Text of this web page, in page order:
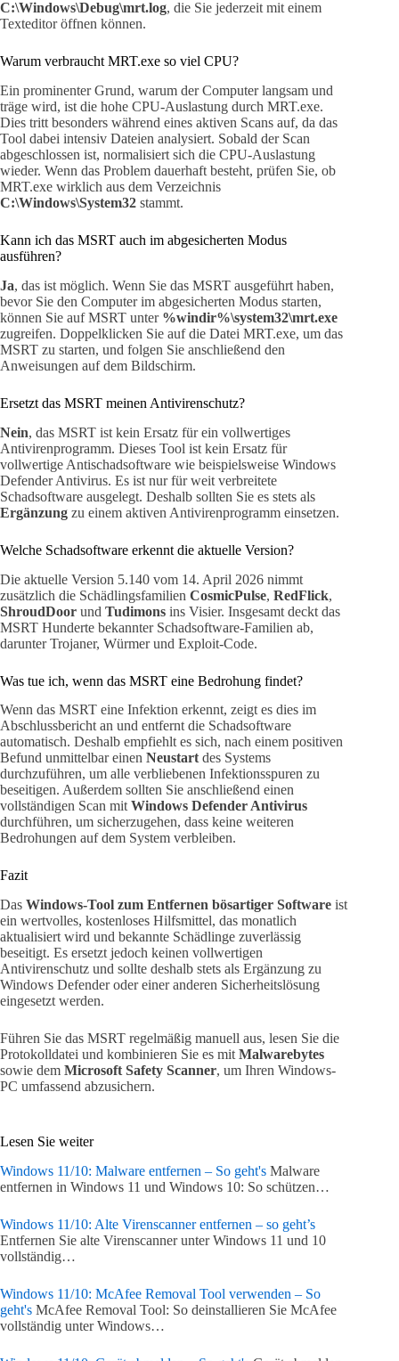
C:\Windows\Debug\mrt.log, die Sie jederzeit mit einem
Texteditor öffnen können.
Warum verbraucht MRT.exe so viel CPU?
Ein prominenter Grund, warum der Computer langsam und
träge wird, ist die hohe CPU-Auslastung durch MRT.exe.
Dies tritt besonders während eines aktiven Scans auf, da das
Tool dabei intensiv Dateien analysiert. Sobald der Scan
abgeschlossen ist, normalisiert sich die CPU-Auslastung
wieder. Wenn das Problem dauerhaft besteht, prüfen Sie, ob
MRT.exe wirklich aus dem Verzeichnis
C:\Windows\System32 stammt.
Kann ich das MSRT auch im abgesicherten Modus
ausführen?
Ja, das ist möglich. Wenn Sie das MSRT ausgeführt haben,
bevor Sie den Computer im abgesicherten Modus starten,
können Sie auf MSRT unter %windir%\system32\mrt.exe
zugreifen. Doppelklicken Sie auf die Datei MRT.exe, um das
MSRT zu starten, und folgen Sie anschließend den
Anweisungen auf dem Bildschirm.
Ersetzt das MSRT meinen Antivirenschutz?
Nein, das MSRT ist kein Ersatz für ein vollwertiges
Antivirenprogramm. Dieses Tool ist kein Ersatz für
vollwertige Antischadsoftware wie beispielsweise Windows
Defender Antivirus. Es ist nur für weit verbreitete
Schadsoftware ausgelegt. Deshalb sollten Sie es stets als
Ergänzung zu einem aktiven Antivirenprogramm einsetzen.
Welche Schadsoftware erkennt die aktuelle Version?
Die aktuelle Version 5.140 vom 14. April 2026 nimmt
zusätzlich die Schädlingsfamilien CosmicPulse, RedFlick,
ShroudDoor und Tudimons ins Visier. Insgesamt deckt das
MSRT Hunderte bekannter Schadsoftware-Familien ab,
darunter Trojaner, Würmer und Exploit-Code.
Was tue ich, wenn das MSRT eine Bedrohung findet?
Wenn das MSRT eine Infektion erkennt, zeigt es dies im
Abschlussbericht an und entfernt die Schadsoftware
automatisch. Deshalb empfiehlt es sich, nach einem positiven
Befund unmittelbar einen Neustartdes Systems
durchzuführen, um alle verbliebenen Infektionsspuren zu
beseitigen. Außerdem sollten Sie anschließend einen
vollständigen Scan mitWindows Defender Antivirus
durchführen, um sicherzugehen, dass keine weiteren
Bedrohungen auf dem System verbleiben.
Fazit
Das Windows-Tool zum Entfernen bösartiger Software ist
ein wertvolles, kostenloses Hilfsmittel, das monatlich
aktualisiert wird und bekannte Schädlinge zuverlässig
beseitigt. Es ersetzt jedoch keinen vollwertigen
Antivirenschutz und sollte deshalb stets als Ergänzung zu
Windows Defender oder einer anderen Sicherheitslösung
eingesetzt werden.
Führen Sie das MSRT regelmäßig manuell aus, lesen Sie die
Protokolldatei und kombinieren Sie es mit Malwarebytes
sowie dem Microsoft Safety Scanner, um Ihren Windows-
PC umfassend abzusichern.
Lesen Sie weiter
Windows 11/10: Malware entfernen – So geht's Malware
entfernen in Windows 11 und Windows 10: So schützen…
Windows 11/10: Alte Virenscanner entfernen – so geht’s
Entfernen Sie alte Virenscanner unter Windows 11 und 10
vollständig…
Windows 11/10: McAfee Removal Tool verwenden – So
geht's McAfee Removal Tool: So deinstallieren Sie McAfee
vollständig unter Windows…